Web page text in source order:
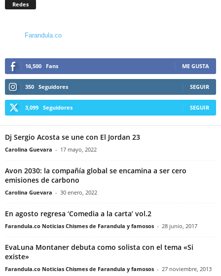
Redes
Farandula.co
16,500 Fans ME GUSTA
350 Seguidores SEGUIR
3,099 Seguidores SEGUIR
Dj Sergio Acosta se une con El Jordan 23
Carolina Guevara - 17 mayo, 2022
Avon 2030: la compañía global se encamina a ser cero
emisiones de carbono
Carolina Guevara - 30 enero, 2022
En agosto regresa ‘Comedia a la carta’ vol.2
Farandula.co Noticias Chismes de Farandula y famosos - 28 junio, 2017
EvaLuna Montaner debuta como solista con el tema «Si
existe»
Farandula.co Noticias Chismes de Farandula y famosos - 27 noviembre, 2013